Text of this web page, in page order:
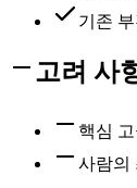
기존
고려 사
핵심
사람의